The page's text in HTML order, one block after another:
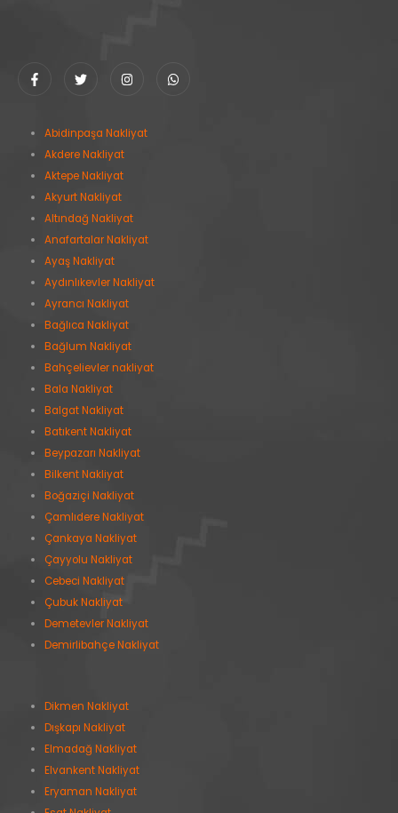
Abidinpaşa Nakliyat
Akdere Nakliyat
Aktepe Nakliyat
Akyurt Nakliyat
Altındağ Nakliyat
Anafartalar Nakliyat
Ayaş Nakliyat
Aydınlıkevler Nakliyat
Ayrancı Nakliyat
Bağlıca Nakliyat
Bağlum Nakliyat
Bahçelievler nakliyat
Bala Nakliyat
Balgat Nakliyat
Batıkent Nakliyat
Beypazarı Nakliyat
Bilkent Nakliyat
Boğaziçi Nakliyat
Çamlıdere Nakliyat
Çankaya Nakliyat
Çayyolu Nakliyat
Cebeci Nakliyat
Çubuk Nakliyat
Demetevler Nakliyat
Demirlibahçe Nakliyat
Dikmen Nakliyat
Dışkapı Nakliyat
Elmadağ Nakliyat
Elvankent Nakliyat
Eryaman Nakliyat